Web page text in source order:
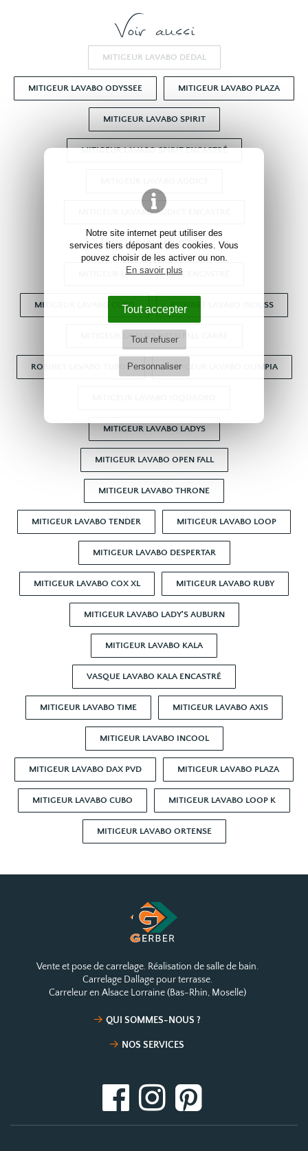
Notre site internet peut utiliser des
services tiers déposant des cookies. Vous
pouvez choisir de les activer ou non.
En savoir plus
Tout accepter
Tout refuser
Personnaliser
Voir aussi
MITIGEUR LAVABO DEDAL
MITIGEUR LAVABO ODYSSEE MITIGEUR LAVABO PLAZA
MITIGEUR LAVABO SPIRIT
MITIGEUR LAVABO SPIRIT ENCASTRÉ
MITIGEUR LAVABO ADDICT ENCASTRÉ
MITIGEUR LAVABO TROPIC
MITIGEUR LAVABO TROPIC ENCASTRÉ
MITIGEUR LAVABO CUBO ROBINET LAVABO INDUSS
MITIGEUR LAVABO OPEN FALL CARRÉ
ROBINET LAVABO TUBOS MITIGEUR LAVABO OLIMPIA
MITIGEUR LAVABO LADYS
MITIGEUR LAVABO OPEN FALL
MITIGEUR LAVABO THRONE
MITIGEUR LAVABO TENDER MITIGEUR LAVABO LOOP
MITIGEUR LAVABO DESPERTAR
MITIGEUR LAVABO COX XL MITIGEUR LAVABO RUBY
MITIGEUR LAVABO LADY'S AUBURN
MITIGEUR LAVABO KALA
VASQUE LAVABO KALA ENCASTRÉ
MITIGEUR LAVABO TIME MITIGEUR LAVABO AXIS
MITIGEUR LAVABO INCOOL
MITIGEUR LAVABO DAX PVD MITIGEUR LAVABO PLAZA
MITIGEUR LAVABO CUBO MITIGEUR LAVABO LOOP K
MITIGEUR LAVABO ORTENSE
Vente et pose de carrelage. Réalisation de salle de bain.
Carrelage Dallage pour terrasse.
Carreleur en Alsace Lorraine (Bas-Rhin, Moselle)
QUI SOMMES-NOUS ?
NOS SERVICES